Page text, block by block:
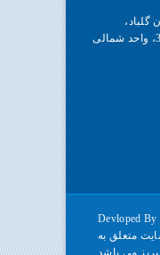
گلباد،
Devloped By
متعلق به
می باشد